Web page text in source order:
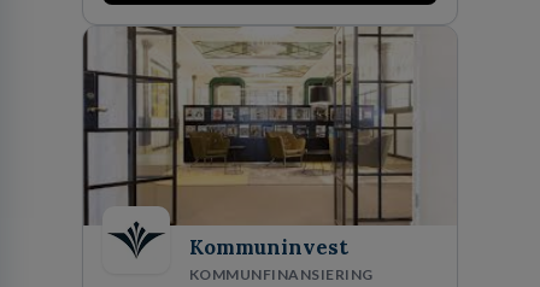
fler än 450 jurister på fem kontor i Stockholm,
Köpenhamn, Århus, Oslo och Helsingfors kan vi
på DLA Piper erbjuda våra klienter en unik,
effektiv och gränsöverskridande nordisk
expertis. På vårt kontor i centrala Stockholm är
vi idag drygt 240 medarbetare.
Kommuninvest
KOMMUNFINANSIERING